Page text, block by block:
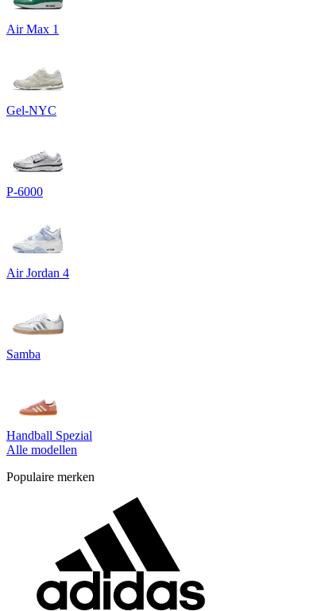
Air Max 1
Gel-NYC
P-6000
Air Jordan 4
Samba
Handball Spezial
Alle modellen
Populaire merken